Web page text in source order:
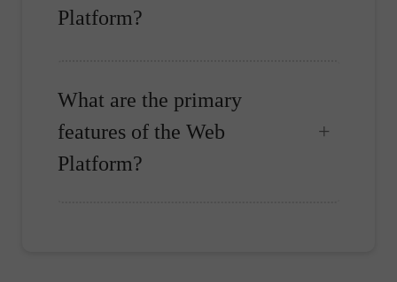
Platform?
What are the primary
features of the Web
Platform?